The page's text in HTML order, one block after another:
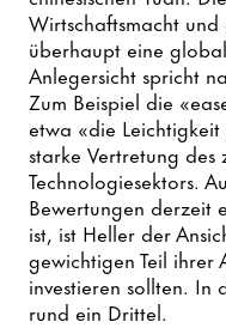
Wirtschaftsmacht
überhaupt eine
Anlegersicht spricht
Zum Beispiel die
etwa «die
starke Vertretung des
Technologiesektors.
Bewertungen derzeit
ist, ist Heller der
gewichtigen Teil ihrer
investieren sollten. In
rund ein Drittel.